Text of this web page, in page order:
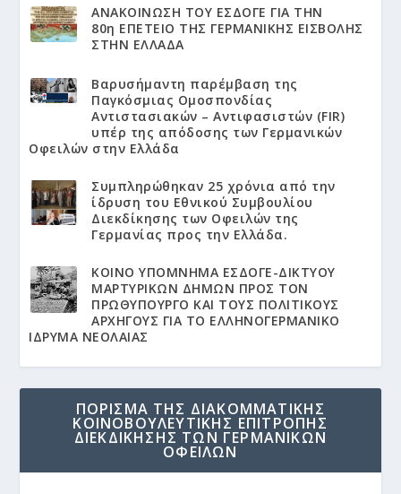
ΑΝΑΚΟΙΝΩΣΗ ΤΟΥ ΕΣΔΟΓΕ ΓΙΑ ΤΗΝ
80η ΕΠΕΤΕΙΟ ΤΗΣ ΓΕΡΜΑΝΙΚΗΣ ΕΙΣΒΟΛΗΣ
ΣΤΗΝ ΕΛΛΑΔΑ
Βαρυσήμαντη παρέμβαση της
Παγκόσμιας Ομοσπονδίας
Αντιστασιακών – Αντιφασιστών (FIR)
υπέρ της απόδοσης των Γερμανικών
Οφειλών στην Ελλάδα
Συμπληρώθηκαν 25 χρόνια από την
ίδρυση του Εθνικού Συμβουλίου
Διεκδίκησης των Οφειλών της
Γερμανίας προς την Ελλάδα.
KΟΙΝΟ ΥΠΟΜΝΗΜΑ ΕΣΔΟΓΕ-ΔΙΚΤΥΟΥ
ΜΑΡΤΥΡΙΚΩΝ ΔΗΜΩΝ ΠΡΟΣ ΤΟΝ
ΠΡΩΘΥΠΟΥΡΓΟ ΚΑΙ ΤΟΥΣ ΠΟΛΙΤΙΚΟΥΣ
ΑΡΧΗΓΟΥΣ ΓΙΑ ΤΟ ΕΛΛΗΝΟΓΕΡΜΑΝΙΚΟ
ΙΔΡΥΜΑ ΝΕΟΛΑΙΑΣ
ΠΟΡΙΣΜΑ ΤΗΣ ΔΙΑΚΟΜΜΑΤΙΚΗΣ
ΚΟΙΝΟΒΟΥΛΕΥΤΙΚΗΣ ΕΠΙΤΡΟΠΗΣ
ΔΙΕΚΔΙΚΗΣΗΣ ΤΩΝ ΓΕΡΜΑΝΙΚΩΝ
ΟΦΕΙΛΩΝ